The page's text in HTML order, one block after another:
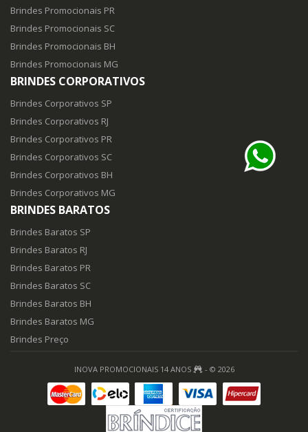
Brindes Promocionais PR
Brindes Promocionais SC
Brindes Promocionais BH
Brindes Promocionais MG
BRINDES CORPORATIVOS
Brindes Corporativos SP
Brindes Corporativos RJ
Brindes Corporativos PR
Brindes Corporativos SC
Brindes Corporativos BH
Brindes Corporativos MG
BRINDES BARATOS
Brindes Baratos SP
Brindes Baratos RJ
Brindes Baratos PR
Brindes Baratos SC
Brindes Baratos BH
Brindes Baratos MG
Brindes Preço
INOVA PROMOCIONAIS 14 ANOS - © 2026